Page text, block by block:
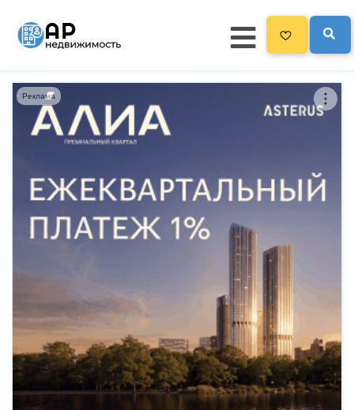
Главная
Все новостройки 3300
Блог
Черный список ЖК
Политика конфиденциальности
Реклама